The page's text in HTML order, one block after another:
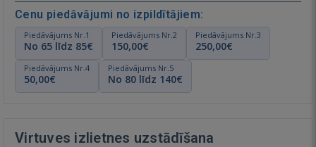
Cenu piedāvājumi no izpildītājiem:
Piedāvājums Nr.1
No 65 līdz 85€
Piedāvājums Nr.2
150,00€
Piedāvājums Nr.3
250,00€
Piedāvājums Nr.4
50,00€
Piedāvājums Nr.5
No 80 līdz 140€
Virtuves izlietnes uzstādīšana